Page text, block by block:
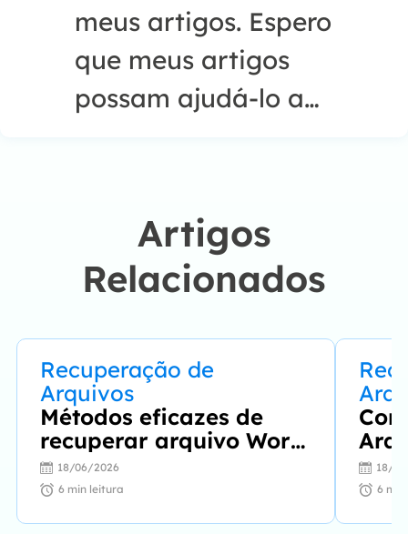
meus artigos. Espero
que meus artigos
possam ajudá-lo a
fácil e eficaz."…
Artigos
Relacionados
Recuperação de
Arquivos
Métodos eficazes de
recuperar arquivo Word
corrompido
18/06/2026
6 min leitura
18/
6